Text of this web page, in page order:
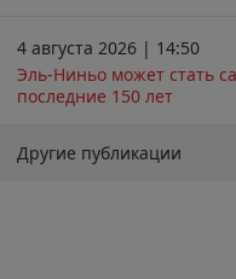
4 августа 2026 | 14:50
Эль-Ниньо может стать
последние 150 лет
Другие публикации